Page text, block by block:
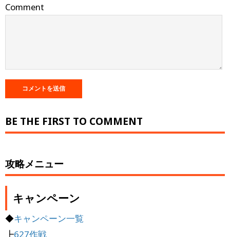
Comment
BE THE FIRST TO COMMENT
攻略メニュー
キャンペーン
◆キャンペーン一覧
┣627作戦